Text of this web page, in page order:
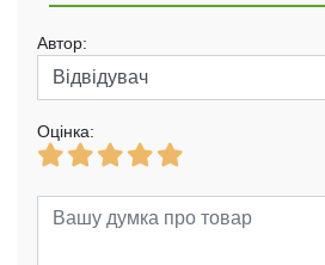
Автор:
Оцінка: